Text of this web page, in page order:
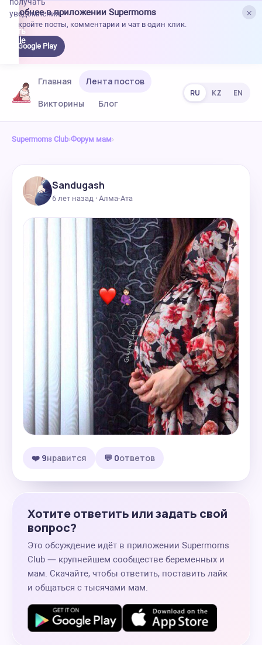
×
Удобнее в приложении Supermoms
Откройте посты, комментарии и чат в один клик.
Google Play
уведомления.
Главная
Лента постов
Викторины
Блог
RU KZ EN
Supermoms Club›Форум мам›
Sandugash
6 лет назад · Алма-Ата
❤️ 9нравится 💬 0ответов
Хотите ответить или задать свой
вопрос?
Это обсуждение идёт в приложении Supermoms
Club — крупнейшем сообществе беременных и
мам. Скачайте, чтобы ответить, поставить лайк
и общаться с тысячами мам.